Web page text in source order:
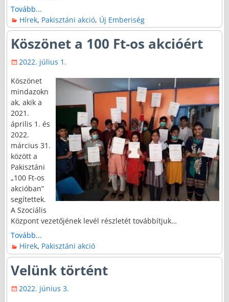
Tovább...
Hírek, Pakisztáni akció, Új Emberiség
Köszönet a 100 Ft-os akcióért
2022. július 1.
Köszönet
mindazokn
ak, akik a
2021.
április 1. és
2022.
március 31.
között a
Pakisztáni
„100 Ft-os
akcióban”
segítettek.
A Szociális
Központ vezetőjének levél részletét továbbítjuk…
Tovább...
Hírek, Pakisztáni akció
Velünk történt
2022. június 3.